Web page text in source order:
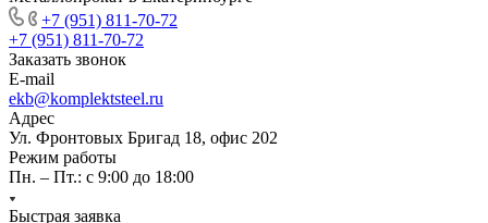
+7 (951) 811-70-72
+7 (951) 811-70-72
Заказать звонок
E-mail
ekb@komplektsteel.ru
Адрес
Ул. Фронтовых Бригад 18, офис 202
Режим работы
Пн. – Пт.: с 9:00 до 18:00
Быстрая заявка